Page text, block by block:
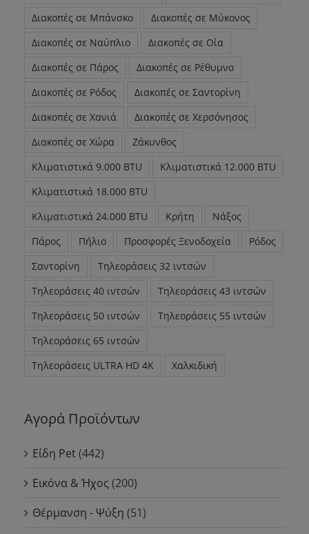
Διακοπές σε Μπάνσκο
Διακοπές σε Μύκονος
Διακοπές σε Ναύπλιο
Διακοπές σε Οία
Διακοπές σε Πάρος
Διακοπές σε Ρέθυμνο
Διακοπές σε Ρόδος
Διακοπές σε Σαντορίνη
Διακοπές σε Χανιά
Διακοπές σε Χερσόνησος
Διακοπές σε Χώρα
Ζάκυνθος
Κλιματιστικά 9.000 BTU
Κλιματιστικά 12.000 BTU
Κλιματιστικά 18.000 BTU
Κλιματιστικά 24.000 BTU
Κρήτη
Νάξος
Πάρος
Πήλιο Προσφορές Ξενοδοχεία
Ρόδος
Σαντορίνη
Τηλεοράσεις 32 ιντσών
Τηλεοράσεις 40 ιντσών
Τηλεοράσεις 43 ιντσών
Τηλεοράσεις 50 ιντσών
Τηλεοράσεις 55 ιντσών
Τηλεοράσεις 65 ιντσών
Τηλεοράσεις ULTRA HD 4K
Χαλκιδική
Αγορά Προϊόντων
Είδη Pet(442)
Εικόνα & Ήχος (200)
Θέρμανση - Ψύξη (51)